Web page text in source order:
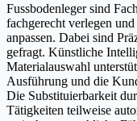
Fussbodenleger sind
fachgerecht verlegen
anpassen. Dabei sind
gefragt. Künstliche
Materialauswahl
Ausführung und die
Die Substituierbarkeit
Tätigkeiten teilweise